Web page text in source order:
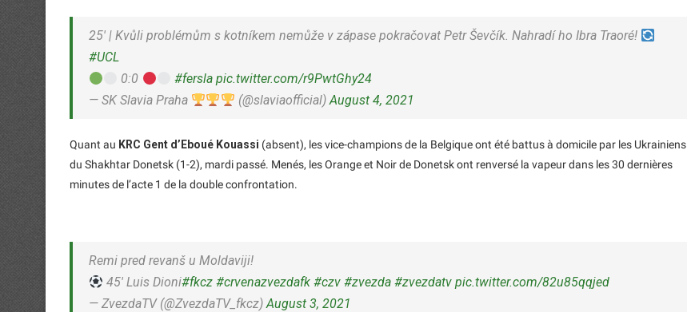
25′ | Kvůli problémům s kotníkem nemůže v zápase pokračovat Petr Ševčík. Nahradí ho Ibra Traoré!
#UCL
0:0
#fersla pic.twitter.com/r9PwtGhy24
— SK Slavia Praha
(@slaviaofficial)August 4, 2021
Quant au KRC Gent d’Eboué Kouassi (absent), les vice-champions de la Belgique ont été battus à domicile par les Ukrainiens
du Shakhtar Donetsk (1-2), mardi passé. Menés, les Orange et Noir de Donetsk ont renversé la vapeur dans les 30 dernières
minutes de l’acte 1 de la double confrontation.
Remi pred revanš u Moldaviji!
45′ Luis Dioni#fkcz #crvenazvezdafk #czv #zvezda #zvezdatv pic.twitter.com/82u85qqjed
— ZvezdaTV (@ZvezdaTV_fkcz)August 3, 2021